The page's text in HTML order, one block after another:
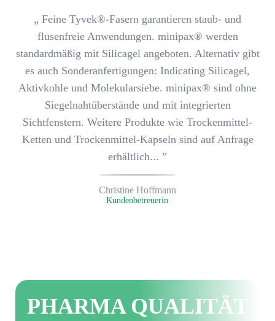
„ Feine Tyvek®-Fasern garantieren staub- und
flusenfreie Anwendungen. minipax® werden
standardmäßig mit Silicagel angeboten. Alternativ gibt
es auch Sonderanfertigungen: Indicating Silicagel,
Aktivkohle und Molekularsiebe. minipax® sind ohne
Siegelnahtüberstände und mit integrierten
Sichtfenstern. Weitere Produkte wie Trockenmittel-
Ketten und Trockenmittel-Kapseln sind auf Anfrage
erhältlich... ”
Christine Hoffmann
Kunden­betreuerin
PHARMA QUALITÄT